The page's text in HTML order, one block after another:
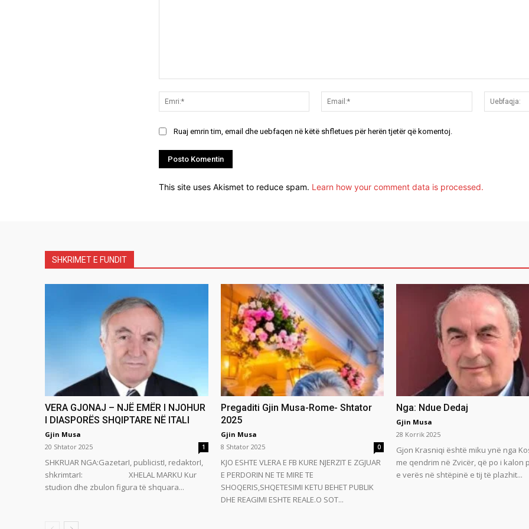
Emri:*
Email:*
Ruaj emrin tim, email dhe uebfaqen në këtë shfletues për herën tjetër që komentoj.
This site uses Akismet to reduce spam. Learn how your comment data is processed.
SHKRIMET E FUNDIT
VERA GJONAJ – NJË EMËR I NJOHUR
I DIASPORËS SHQIPTARE NË ITALI
Gjin Musa
20 Shtator 2025
1
SHKRUAR NGA:GazetarI, publicistI, redaktorI,
shkrimtarI: XHELAL MARKU Kur
studion dhe zbulon figura të shquara...
Pregaditi Gjin Musa-Rome- Shtator
2025
Gjin Musa
8 Shtator 2025
0
KJO ESHTE VLERA E FB KURE NJERZIT E ZGJUAR
E PERDORIN NE TE MIRE TE
SHOQERIS,SHQETESIMI KETU BEHET PUBLIK
DHE REAGIMI ESHTE REALE.O SOT...
Nga: Ndue Dedaj
Gjin Musa
28 Korrik 2025
Gjon Krasniqi është miku ynë nga
me qendrim në Zvicër, që po i kalon
e verës në shtëpinë e tij të plazhit...